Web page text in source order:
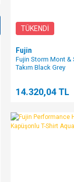
TÜKENDİ
Fujin
Fujin Storm Mont &
Takım Black Grey
14.320,04 TL